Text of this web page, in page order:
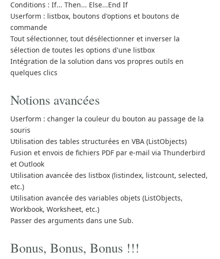
Conditions : If... Then... Else...End If
Userform : listbox, boutons d'options et boutons de
commande
Tout sélectionner, tout désélectionner et inverser la
sélection de toutes les options d'une listbox
Intégration de la solution dans vos propres outils en
quelques clics
Notions avancées
Userform : changer la couleur du bouton au passage de la
souris
Utilisation des tables structurées en VBA (ListObjects)
Fusion et envois de fichiers PDF par e-mail via Thunderbird
et Outlook
Utilisation avancée des listbox (listindex, listcount, selected,
etc.)
Utilisation avancée des variables objets (ListObjects,
Workbook, Worksheet, etc.)
Passer des arguments dans une Sub.
Bonus, Bonus, Bonus !!!